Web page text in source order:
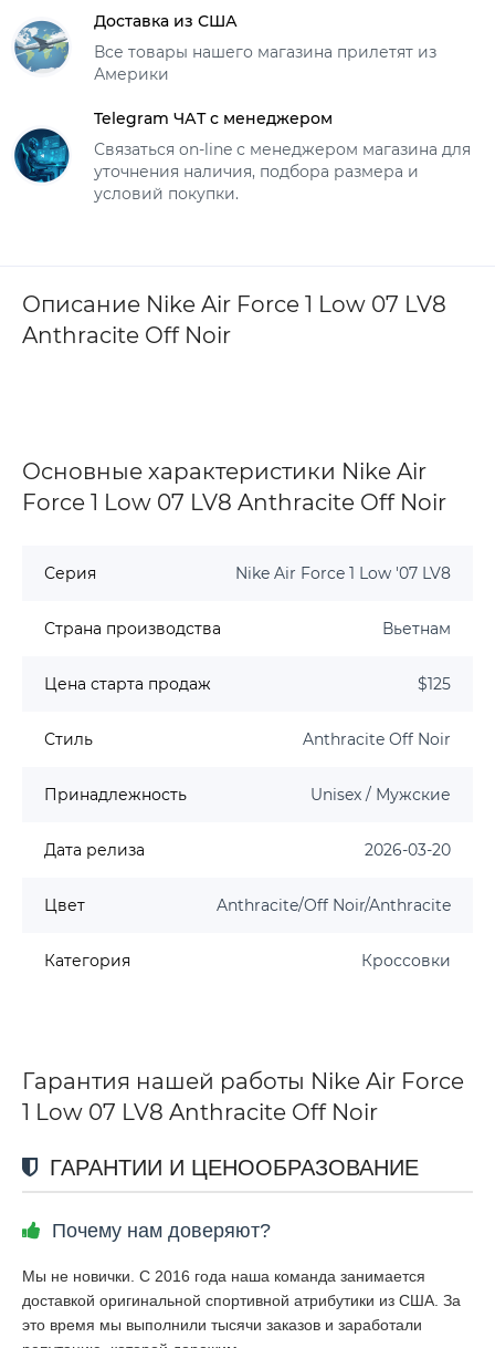
Доставка из США
Все товары нашего магазина прилетят из
Америки
Telegram ЧАТ с менеджером
Связаться on-line с менеджером магазина для
уточнения наличия, подбора размера и
условий покупки.
Описание Nike Air Force 1 Low 07 LV8
Anthracite Off Noir
Основные характеристики Nike Air
Force 1 Low 07 LV8 Anthracite Off Noir
Серия Nike Air Force 1 Low '07 LV8
Страна производства Вьетнам
Цена старта продаж $125
Стиль Anthracite Off Noir
Принадлежность Unisex / Мужские
Дата релиза 2026-03-20
Цвет Anthracite/Off Noir/Anthracite
Категория Кроссовки
Гарантия нашей работы Nike Air Force
1 Low 07 LV8 Anthracite Off Noir
ГАРАНТИИ И ЦЕНООБРАЗОВАНИЕ
Почему нам доверяют?
Мы не новички. С 2016 года наша команда занимается
доставкой оригинальной спортивной атрибутики из США. За
это время мы выполнили тысячи заказов и заработали